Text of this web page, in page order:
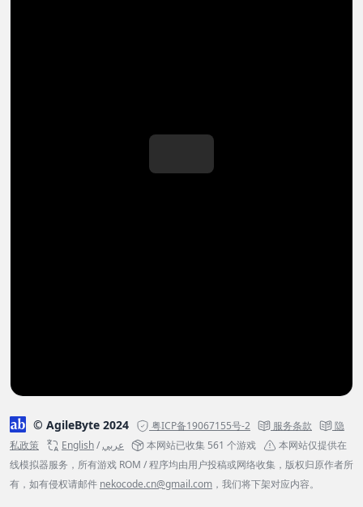
© AgileByte 2024 粤ICP备19067155号-2 服务条款
隐
私政策
English/عربي 本网站已收集 561 个游戏
本网站仅提供在
线模拟器服务，所有游戏 ROM / 程序均由用户投稿或网络收集，版权归原作者所
有，如有侵权请邮件 nekocode.cn@gmail.com ，我们将下架对应内容。